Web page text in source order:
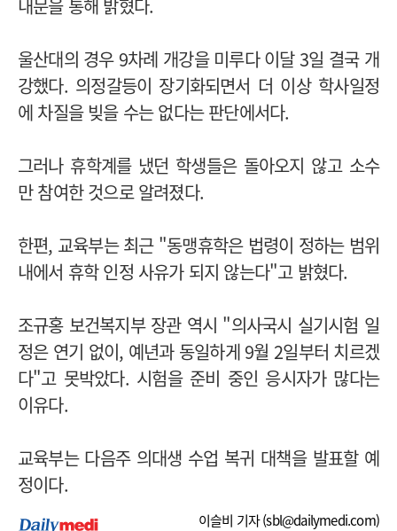
내문을 통해 밝혔다.
울산대의 경우 9차례 개강을 미루다 이달 3일 결국 개
강했다. 의정갈등이 장기화되면서 더 이상 학사일정
에 차질을 빚을 수는 없다는 판단에서다.
그러나 휴학계를 냈던 학생들은 돌아오지 않고 소수
만 참여한 것으로 알려졌다.
한편, 교육부는 최근 "동맹휴학은 법령이 정하는 범위
내에서 휴학 인정 사유가 되지 않는다"고 밝혔다.
조규홍 보건복지부 장관 역시 "의사국시 실기시험 일
정은 연기 없이, 예년과 동일하게 9월 2일부터 치르겠
다"고 못박았다. 시험을 준비 중인 응시자가 많다는
이유다.
교육부는 다음주 의대생 수업 복귀 대책을 발표할 예
정이다.
이슬비 기자 (sbl@dailymedi.com)